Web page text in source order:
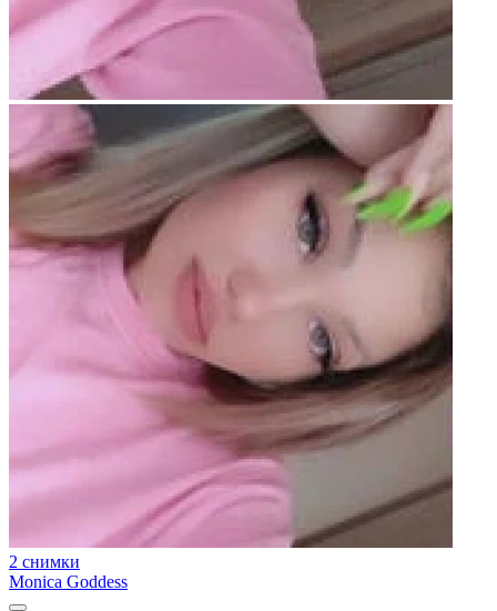
2 снимки
Monica Goddess